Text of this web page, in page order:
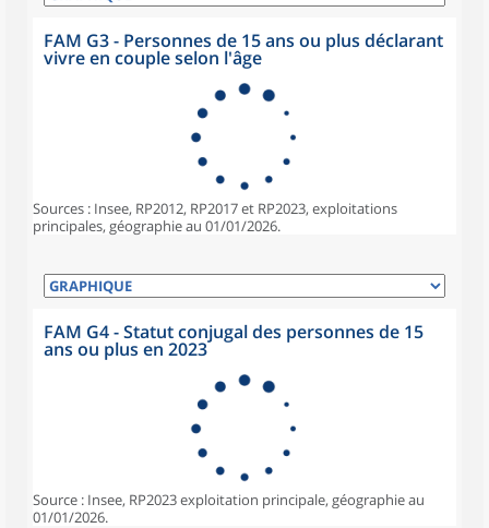
FAM G3 - Personnes de 15 ans ou plus déclarant
vivre en couple selon l'âge
Sources : Insee, RP2012, RP2017 et RP2023, exploitations
principales, géographie au 01/01/2026.
FAM G4 - Statut conjugal des personnes de 15
ans ou plus en 2023
Source : Insee, RP2023 exploitation principale, géographie au
01/01/2026.